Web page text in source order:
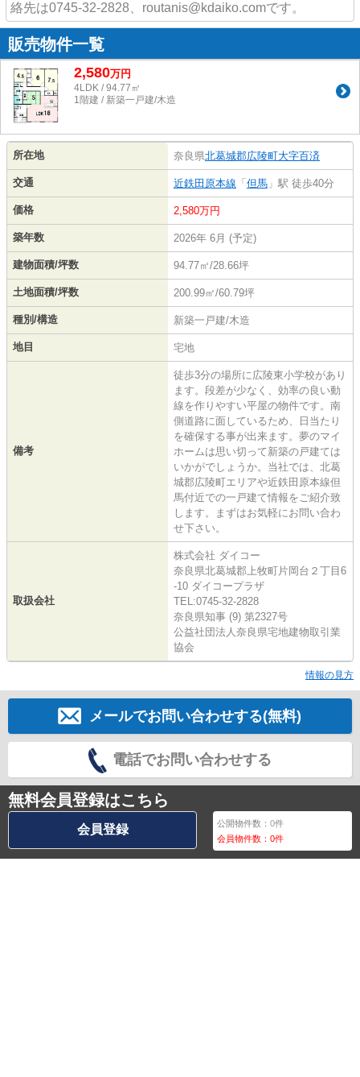
絡先は0745-32-2828、routanis@kdaiko.comです。
販売物件一覧
2,580万円
4LDK / 94.77㎡
1階建 / 新築一戸建/木造
所在地 奈良県北葛城郡広陵町大字百済
交通 近鉄田原本線 「 但馬 」駅 徒歩40分
価格 2,580万円
築年数 2026年 6月 (予定)
建物面積/坪数 94.77㎡/28.66坪
土地面積/坪数 200.99㎡/60.79坪
種別/構造 新築一戸建/木造
地目 宅地
備考
徒歩3分の場所に広陵東小学校があり
ます。段差が少なく、効率の良い動
線を作りやすい平屋の物件です。南
側道路に面しているため、日当たり
を確保する事が出来ます。夢のマイ
ホームは思い切って新築の戸建ては
いかがでしょうか。当社では、北葛
城郡広陵町エリアや近鉄田原本線但
馬付近での一戸建て情報をご紹介致
します。まずはお気軽にお問い合わ
せ下さい。
取扱会社
株式会社 ダイコー
奈良県北葛城郡上牧町片岡台２丁目6
-10 ダイコープラザ
TEL:0745-32-2828
奈良県知事 (9) 第2327号
公益社団法人奈良県宅地建物取引業
協会
情報の見方
メールでお問い合わせする(無料)
電話でお問い合わせする
無料会員登録はこちら
会員登録 公開物件数：0件
会員物件数：0件